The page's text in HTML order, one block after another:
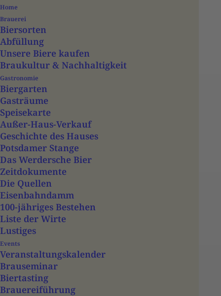
Home
Brauerei
Biersorten
Abfüllung
Unsere Biere kaufen
Braukultur & Nachhaltigkeit
Gastronomie
Biergarten
Gasträume
Speisekarte
Außer-Haus-Verkauf
Geschichte des Hauses
Potsdamer Stange
Das Werdersche Bier
Zeitdokumente
Die Quellen
Eisenbahndamm
100-jähriges Bestehen
Liste der Wirte
Lustiges
Events
Veranstaltungs­­kalender
Brauseminar
Biertasting
Brauereiführung
Ansichtsmappe
Home
Ansichtsmappe